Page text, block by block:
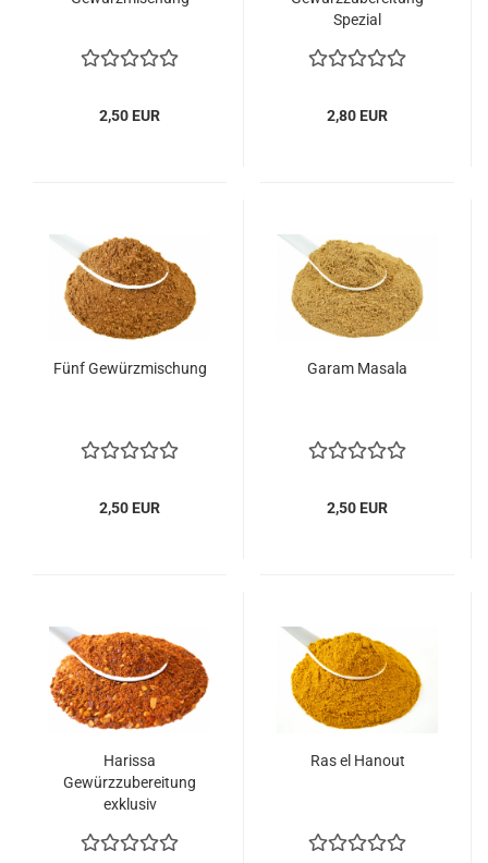
2,50 EUR
Spezial
2,80 EUR
Fünf Gewürzmischung
2,50 EUR
Garam Masala
2,50 EUR
Harissa
Gewürzzubereitung
exklusiv
Ras el Hanout